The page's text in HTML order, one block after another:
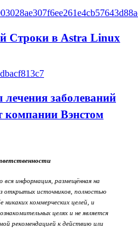
Строки в Astra Linux
заболеваний
компании Вэнстом
информация, размещённая на
открытых источников, полностью
никаких коммерческих целей, и
целях и не является
рекомендацией к действию или